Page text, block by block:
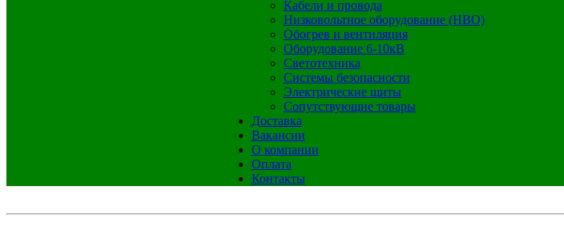
Кабели и провода
Низковольтное оборудование (НВО)
Обогрев и вентиляция
Оборудование 6-10кВ
Светотехника
Системы безопасности
Электрические щиты
Сопутствующие товары
Доставка
Вакансии
О компании
Оплата
Контакты